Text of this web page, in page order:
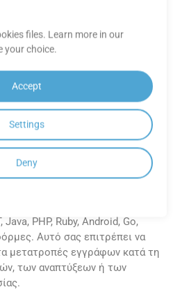
και υψηλής ποιότητας
σας, εξασφαλίζοντας
το
Cloud στη
μου για
μετατροπές
για να υποστηρίζει ροές
Java, PHP, Ruby, Android, Go,
Αυτό σας επιτρέπει να
μετατροπές εγγράφων κατά τη
των αναπτύξεων ή των
files. Learn more in our
your choice.
Accept
Settings
Deny